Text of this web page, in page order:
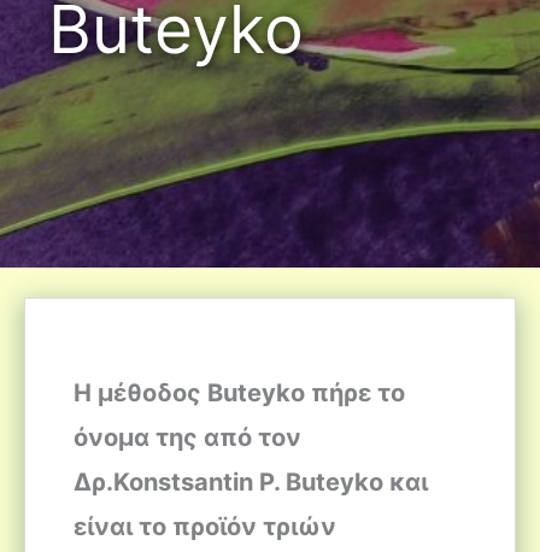
Buteyko
Η μέθοδος Buteyko πήρε το
όνομα της από τον
Δρ.Konstsantin P. Buteyko και
είναι το προϊόν τριών